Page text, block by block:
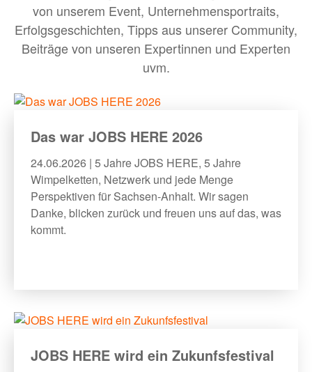
UNTERNEHMEN
MEHR
Bewerber:innen-Card
Media
Über uns
von unserem Event, Unternehmensportraits,
Erfolgsgeschichten, Tipps aus unserer Community,
Beiträge von unseren Expertinnen und Experten
uvm.
Das war JOBS HERE 2026
24.06.2026 | 5 Jahre JOBS HERE, 5 Jahre
Wimpelketten, Netzwerk und jede Menge
Perspektiven für Sachsen-Anhalt. Wir sagen
Danke, blicken zurück und freuen uns auf das, was
kommt.
JOBS HERE wird ein Zukunfsfestival